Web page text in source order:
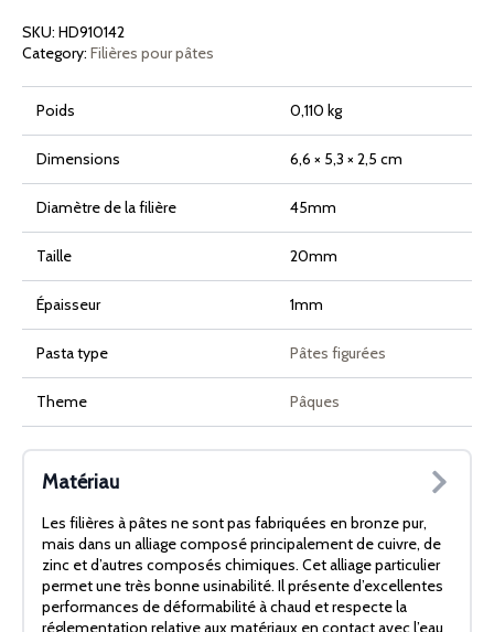
Pasqua
SKU: HD910142
Category: Filières pour pâtes
Poids 0,110 kg
Dimensions 6,6 × 5,3 × 2,5 cm
Diamètre de la filière 45mm
Taille 20mm
Épaisseur 1mm
Pasta type Pâtes figurées
Theme Pâques
Matériau
Les filières à pâtes ne sont pas fabriquées en bronze pur,
mais dans un alliage composé principalement de cuivre, de
zinc et d’autres composés chimiques. Cet alliage particulier
permet une très bonne usinabilité. Il présente d’excellentes
performances de déformabilité à chaud et respecte la
réglementation relative aux matériaux en contact avec l’eau